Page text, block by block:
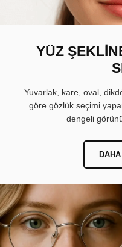
YÜZ
Yuvarlak, kare, oval,
göre gözlük seçimi
dengeli